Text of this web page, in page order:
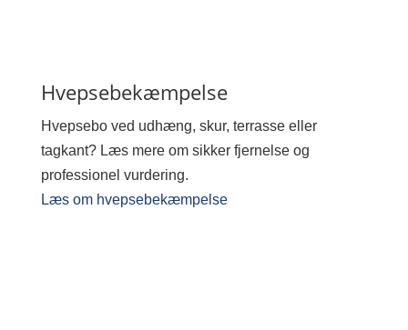
Hvepsebekæmpelse
Hvepsebo ved udhæng, skur, terrasse eller
tagkant? Læs mere om sikker fjernelse og
professionel vurdering.
Læs om hvepsebekæmpelse